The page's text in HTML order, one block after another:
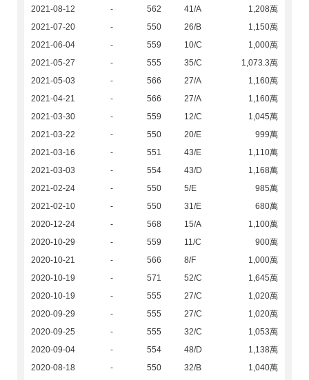
2021-08-12
- 562 41/A
1,208萬
2021-07-20
- 550 26/B
1,150萬
2021-06-04
- 559 10/C
1,000萬
2021-05-27
- 555 35/C
1,073.3萬
2021-05-03
- 566 27/A
1,160萬
2021-04-21
- 566 27/A
1,160萬
2021-03-30
- 559 12/C
1,045萬
2021-03-22
- 550 20/E
999萬
2021-03-16
- 551 43/E
1,110萬
2021-03-03
- 554 43/D
1,168萬
2021-02-24
- 550 5/E
985萬
2021-02-10
- 550 31/E
680萬
2020-12-24
- 568 15/A
1,100萬
2020-10-29
- 559 11/C
900萬
2020-10-21
- 566 8/F
1,000萬
2020-10-19
- 571 52/C
1,645萬
2020-10-19
- 555 27/C
1,020萬
2020-09-29
- 555 27/C
1,020萬
2020-09-25
- 555 32/C
1,053萬
2020-09-04
- 554 48/D
1,138萬
2020-08-18
- 550 32/B
1,040萬